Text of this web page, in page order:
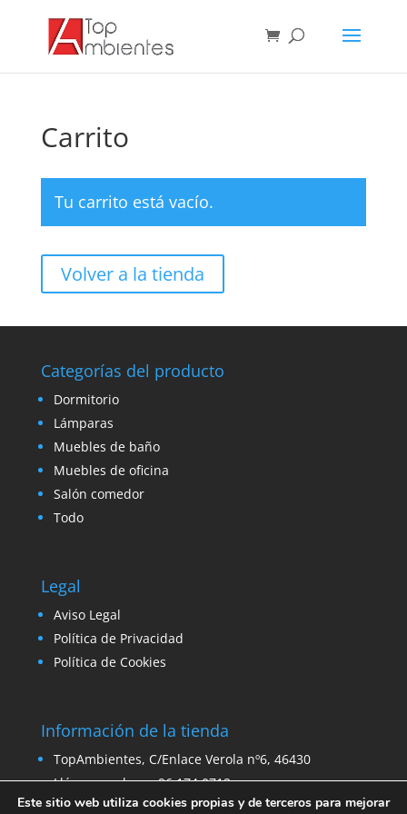
Carrito
Tu carrito está vacío.
Volver a la tienda
Categorías del producto
Dormitorio
Lámparas
Muebles de baño
Muebles de oficina
Salón comedor
Todo
Legal
Aviso Legal
Política de Privacidad
Política de Cookies
Información de la tienda
TopAmbientes, C/Enlace Verola nº6, 46430
Llámanos ahora: 96 174 0712
Email:ventas@venta-stock.com
Este sitio web utiliza cookies propias y de terceros para mejorar